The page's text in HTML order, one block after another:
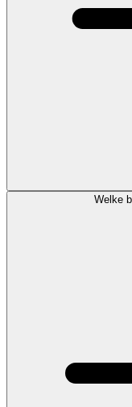
Welke